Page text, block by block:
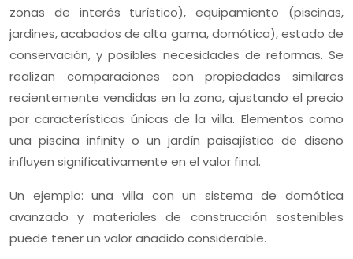
zonas de interés turístico), equipamiento (piscinas,
jardines, acabados de alta gama, domótica), estado de
conservación, y posibles necesidades de reformas. Se
realizan comparaciones con propiedades similares
recientemente vendidas en la zona, ajustando el precio
por características únicas de la villa. Elementos como
una piscina infinity o un jardín paisajístico de diseño
influyen significativamente en el valor final.
Un ejemplo: una villa con un sistema de domótica
avanzado y materiales de construcción sostenibles
puede tener un valor añadido considerable.